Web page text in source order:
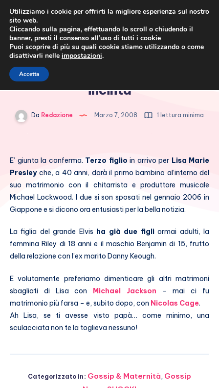
Lisa Marie Presley di nuovo
incinta
Da Redazione Marzo 7, 2008 1 lettura minima
E’ giunta la conferma. Terzo figlio in arrivo per Lisa Marie
Presley che, a 40 anni, darà il primo bambino al’interno del
suo matrimonio con il chitarrista e produttore musicale
Michael Lockwood. I due si son sposati nel gennaio 2006 in
Giappone e si dicono ora entusiasti per la bella notizia.
La figlia del grande Elvis ha già due figliormai adulti, la
femmina Riley di 18 anni e il maschio Benjamin di 15, frutto
della relazione con l’ex marito Danny Keough.
E volutamente preferiamo dimenticare gli altri matrimoni
sbagliati di Lisa con Michael Jackson – mai ci fu
matrimonio più farsa – e, subito dopo, con Nicolas Cage.
Ah Lisa, se ti avesse visto papà… come minimo, una
sculacciata non te la toglieva nessuno!
Categorizzato in: Gossip & Maternità, Gossip
Utilizziamo i cookie per offrirti la migliore esperienza sul nostro
sito web.
Cliccando sulla pagina, effettuando lo scroll o chiudendo il
banner, presti il consenso all’uso di tutti i cookie
Puoi scoprire di più su quali cookie stiamo utilizzando o come
disattivarli nelle impostazioni.
Accetta